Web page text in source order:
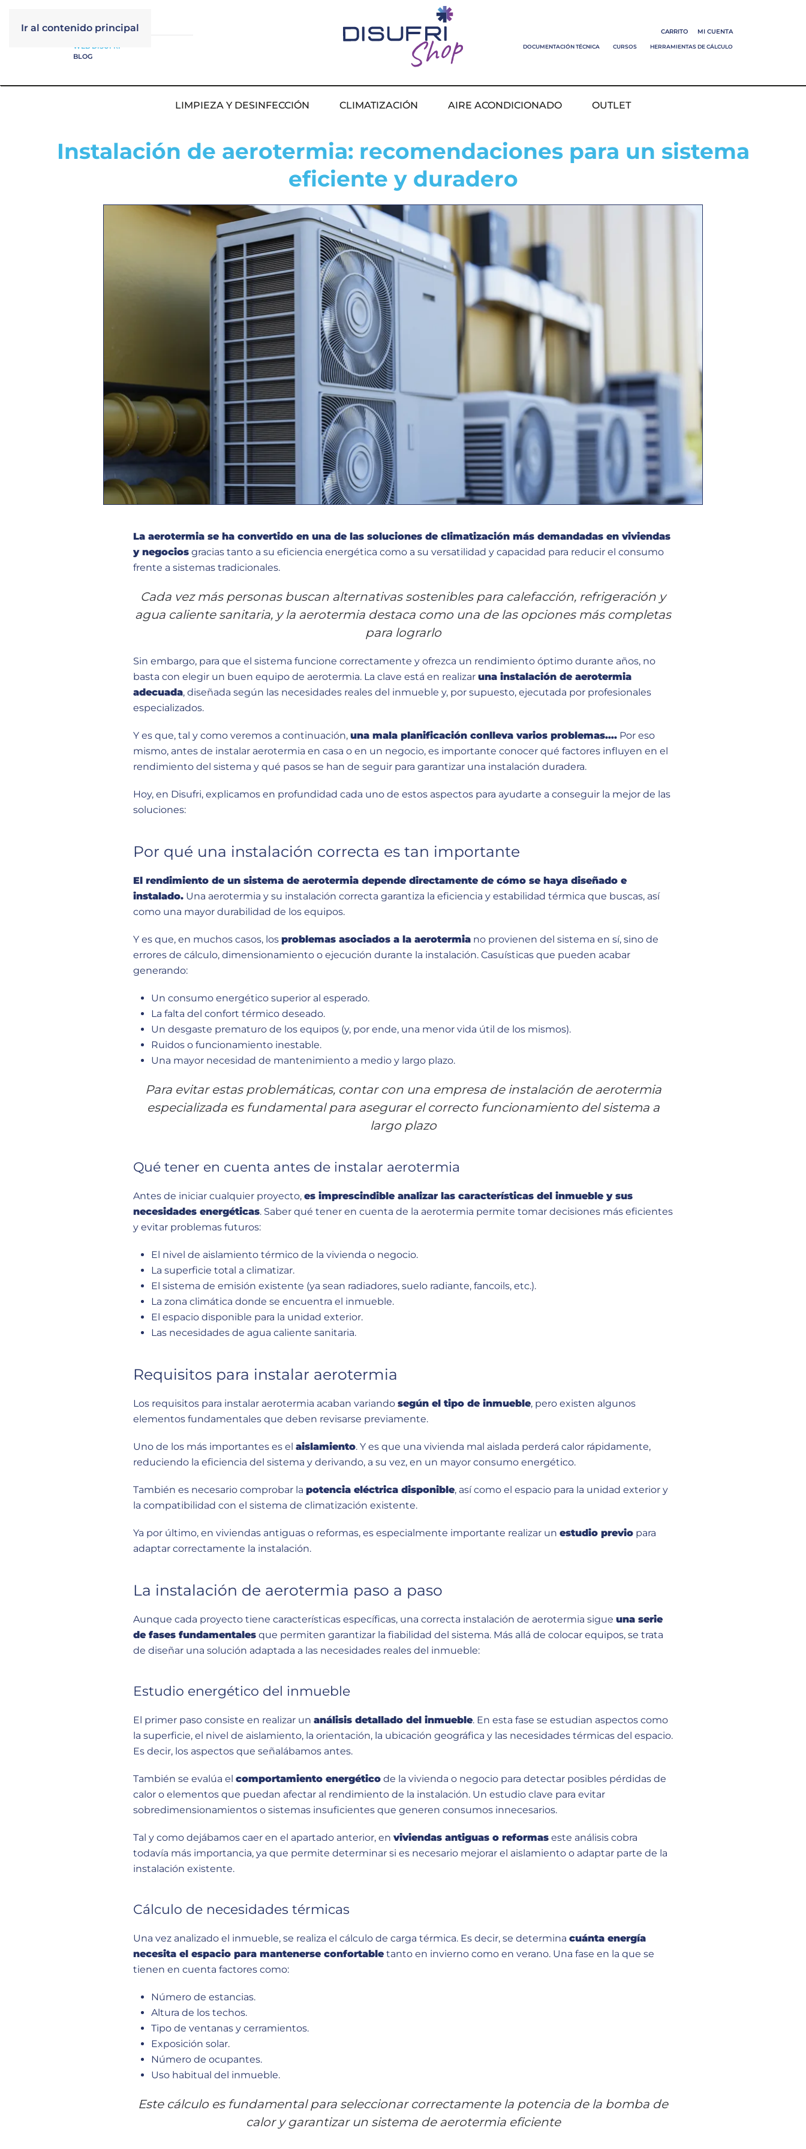
Ir al contenido principal
WEB DISUFRI
BLOG
CARRITO MI CUENTA
DOCUMENTACIÓN TÉCNICA CURSOS HERRAMIENTAS DE CÁLCULO
LIMPIEZA Y DESINFECCIÓN CLIMATIZACIÓN AIRE ACONDICIONADO OUTLET
Instalación de aerotermia: recomendaciones para un sistema
eficiente y duradero
La aerotermia se ha convertido en una de las soluciones de climatización más demandadas en viviendas
y negocios gracias tanto a su eficiencia energética como a su versatilidad y capacidad para reducir el consumo
frente a sistemas tradicionales.
Cada vez más personas buscan alternativas sostenibles para calefacción, refrigeración y
agua caliente sanitaria, y la aerotermia destaca como una de las opciones más completas
para lograrlo
Sin embargo, para que el sistema funcione correctamente y ofrezca un rendimiento óptimo durante años, no
basta con elegir un buen equipo de aerotermia. La clave está en realizar una instalación de aerotermia
adecuada, diseñada según las necesidades reales del inmueble y, por supuesto, ejecutada por profesionales
especializados.
Y es que, tal y como veremos a continuación, una mala planificación conlleva varios problemas…. Por eso
mismo, antes de instalar aerotermia en casa o en un negocio, es importante conocer qué factores influyen en el
rendimiento del sistema y qué pasos se han de seguir para garantizar una instalación duradera.
Hoy, en Disufri, explicamos en profundidad cada uno de estos aspectos para ayudarte a conseguir la mejor de las
soluciones:
Por qué una instalación correcta es tan importante
El rendimiento de un sistema de aerotermia depende directamente de cómo se haya diseñado e
instalado. Una aerotermia y su instalación correcta garantiza la eficiencia y estabilidad térmica que buscas, así
como una mayor durabilidad de los equipos.
Y es que, en muchos casos, los problemas asociados a la aerotermia no provienen del sistema en sí, sino de
errores de cálculo, dimensionamiento o ejecución durante la instalación. Casuísticas que pueden acabar
generando:
Un consumo energético superior al esperado.
La falta del confort térmico deseado.
Un desgaste prematuro de los equipos (y, por ende, una menor vida útil de los mismos).
Ruidos o funcionamiento inestable.
Una mayor necesidad de mantenimiento a medio y largo plazo.
Para evitar estas problemáticas, contar con una empresa de instalación de aerotermia
especializada es fundamental para asegurar el correcto funcionamiento del sistema a
largo plazo
Qué tener en cuenta antes de instalar aerotermia
Antes de iniciar cualquier proyecto, es imprescindible analizar las características del inmueble y sus
necesidades energéticas. Saber qué tener en cuenta de la aerotermia permite tomar decisiones más eficientes
y evitar problemas futuros:
El nivel de aislamiento térmico de la vivienda o negocio.
La superficie total a climatizar.
El sistema de emisión existente (ya sean radiadores, suelo radiante, fancoils, etc.).
La zona climática donde se encuentra el inmueble.
El espacio disponible para la unidad exterior.
Las necesidades de agua caliente sanitaria.
Requisitos para instalar aerotermia
Los requisitos para instalar aerotermia acaban variando según el tipo de inmueble, pero existen algunos
elementos fundamentales que deben revisarse previamente.
Uno de los más importantes es el aislamiento. Y es que una vivienda mal aislada perderá calor rápidamente,
reduciendo la eficiencia del sistema y derivando, a su vez, en un mayor consumo energético.
También es necesario comprobar la potencia eléctrica disponible, así como el espacio para la unidad exterior y
la compatibilidad con el sistema de climatización existente.
Ya por último, en viviendas antiguas o reformas, es especialmente importante realizar un estudio previo para
adaptar correctamente la instalación.
La instalación de aerotermia paso a paso
Aunque cada proyecto tiene características específicas, una correcta instalación de aerotermia sigue una serie
de fases fundamentales que permiten garantizar la fiabilidad del sistema. Más allá de colocar equipos, se trata
de diseñar una solución adaptada a las necesidades reales del inmueble:
Estudio energético del inmueble
El primer paso consiste en realizar un análisis detallado del inmueble. En esta fase se estudian aspectos como
la superficie, el nivel de aislamiento, la orientación, la ubicación geográfica y las necesidades térmicas del espacio.
Es decir, los aspectos que señalábamos antes.
También se evalúa el comportamiento energético de la vivienda o negocio para detectar posibles pérdidas de
calor o elementos que puedan afectar al rendimiento de la instalación. Un estudio clave para evitar
sobredimensionamientos o sistemas insuficientes que generen consumos innecesarios.
Tal y como dejábamos caer en el apartado anterior, en viviendas antiguas o reformas este análisis cobra
todavía más importancia, ya que permite determinar si es necesario mejorar el aislamiento o adaptar parte de la
instalación existente.
Cálculo de necesidades térmicas
Una vez analizado el inmueble, se realiza el cálculo de carga térmica. Es decir, se determina cuánta energía
necesita el espacio para mantenerse confortable tanto en invierno como en verano. Una fase en la que se
tienen en cuenta factores como:
Número de estancias.
Altura de los techos.
Tipo de ventanas y cerramientos.
Exposición solar.
Número de ocupantes.
Uso habitual del inmueble.
Este cálculo es fundamental para seleccionar correctamente la potencia de la bomba de
calor y garantizar un sistema de aerotermia eficiente